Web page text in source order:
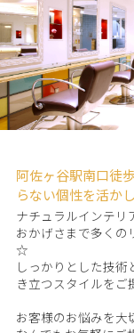
阿佐ヶ谷駅南口徒
らない個性を活か
ナチュラルインテ
おかげさまで多くの
☆
しっかりとした技
き立つスタイルを
お客様のお悩みを大